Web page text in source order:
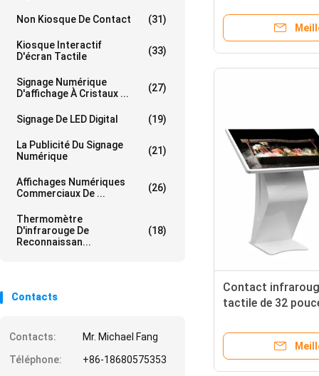
Non Kiosque De Contact (31)
Kiosque Interactif
D'écran Tactile
(33)
Signage Numérique
D'affichage À Cristaux ...
(27)
Signage De LED Digital (19)
La Publicité Du Signage
Numérique
(21)
Affichages Numériques
Commerciaux De ...
(26)
Thermomètre
D'infrarouge De
Reconnaissan...
(18)
Contacts
Contacts:
Mr. Michael Fang
Téléphone:
+86-18680575353
Contact
tactile de 32
d'Android